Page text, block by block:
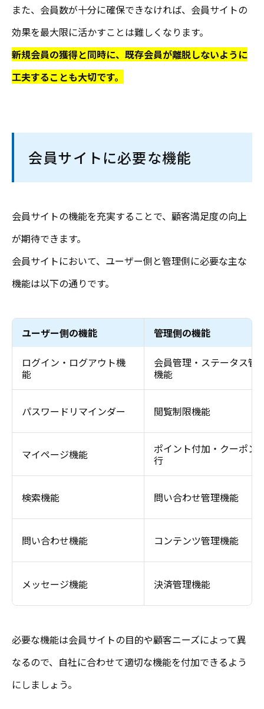
また、会員数が十分に確保できなければ、会員サイトの
効果を最大限に活かすことは難しくなります。
新規会員の獲得と同時に、既存会員が離脱しないように
工夫することも大切です。
会員サイトに必要な機能
会員サイトの機能を充実することで、顧客満足度の向上
が期待できます。
会員サイトにおいて、ユーザー側と管理側に必要な主な
機能は以下の通りです。
ユーザー側の機能
ログイン・ログアウト機
能
パスワードリマインダー
マイページ機能
検索機能
問い合わせ機能
メッセージ機能
管理側の機能
会員管理・ステータス管
機能
閲覧制限機能
ポイント付加・クーポン
行
問い合わせ管理機能
コンテンツ管理機能
決済管理機能
必要な機能は会員サイトの目的や顧客ニーズによって異
なるので、自社に合わせて適切な機能を付加できるよう
にしましょう。